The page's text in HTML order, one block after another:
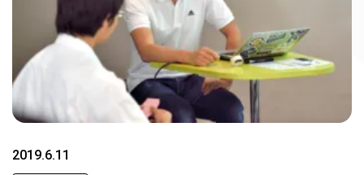
2019.6.11